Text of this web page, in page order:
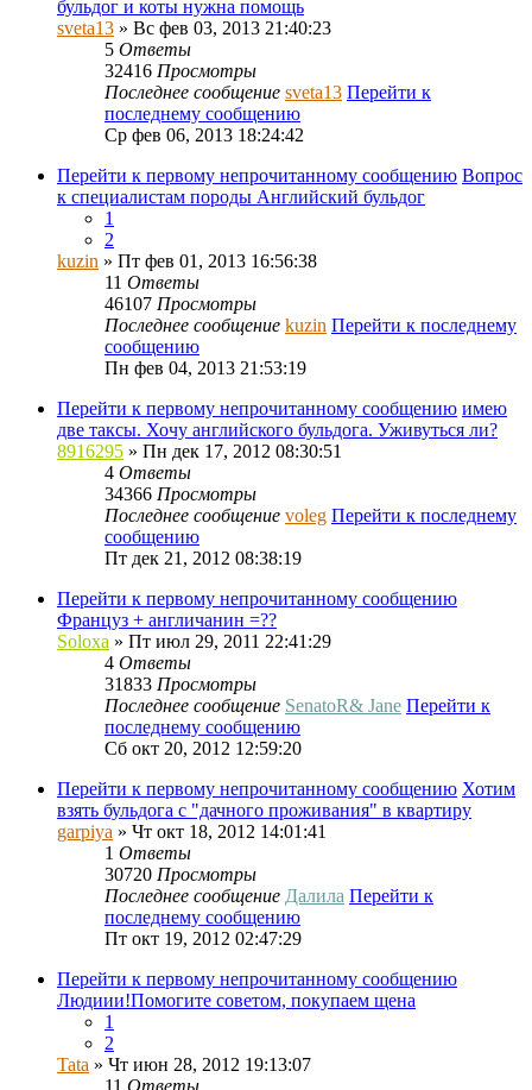
бульдог и коты нужна помощь
sveta13 » Вс фев 03, 2013 21:40:23
5 Ответы
32416 Просмотры
Последнее сообщение sveta13 Перейти к
последнему сообщению
Ср фев 06, 2013 18:24:42
Перейти к первому непрочитанному сообщению Вопрос
к специалистам породы Английский бульдог
1
2
kuzin » Пт фев 01, 2013 16:56:38
11 Ответы
46107 Просмотры
Последнее сообщение kuzin Перейти к последнему
сообщению
Пн фев 04, 2013 21:53:19
Перейти к первому непрочитанному сообщению имею
две таксы. Хочу английского бульдога. Уживуться ли?
8916295 » Пн дек 17, 2012 08:30:51
4 Ответы
34366 Просмотры
Последнее сообщение voleg Перейти к последнему
сообщению
Пт дек 21, 2012 08:38:19
Перейти к первому непрочитанному сообщению
Француз + англичанин =??
Soloxa » Пт июл 29, 2011 22:41:29
4 Ответы
31833 Просмотры
Последнее сообщение SenatoR& Jane Перейти к
последнему сообщению
Сб окт 20, 2012 12:59:20
Перейти к первому непрочитанному сообщению Хотим
взять бульдога с "дачного проживания" в квартиру
garpiya » Чт окт 18, 2012 14:01:41
1 Ответы
30720 Просмотры
Последнее сообщение Далила Перейти к
последнему сообщению
Пт окт 19, 2012 02:47:29
Перейти к первому непрочитанному сообщению
Людиии!Помогите советом, покупаем щена
1
2
Tata » Чт июн 28, 2012 19:13:07
11 Ответы